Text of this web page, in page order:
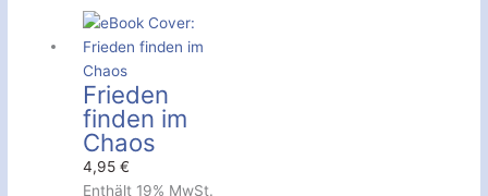
Frieden
finden im
Chaos
4,95 €
Enthält 19% MwSt.